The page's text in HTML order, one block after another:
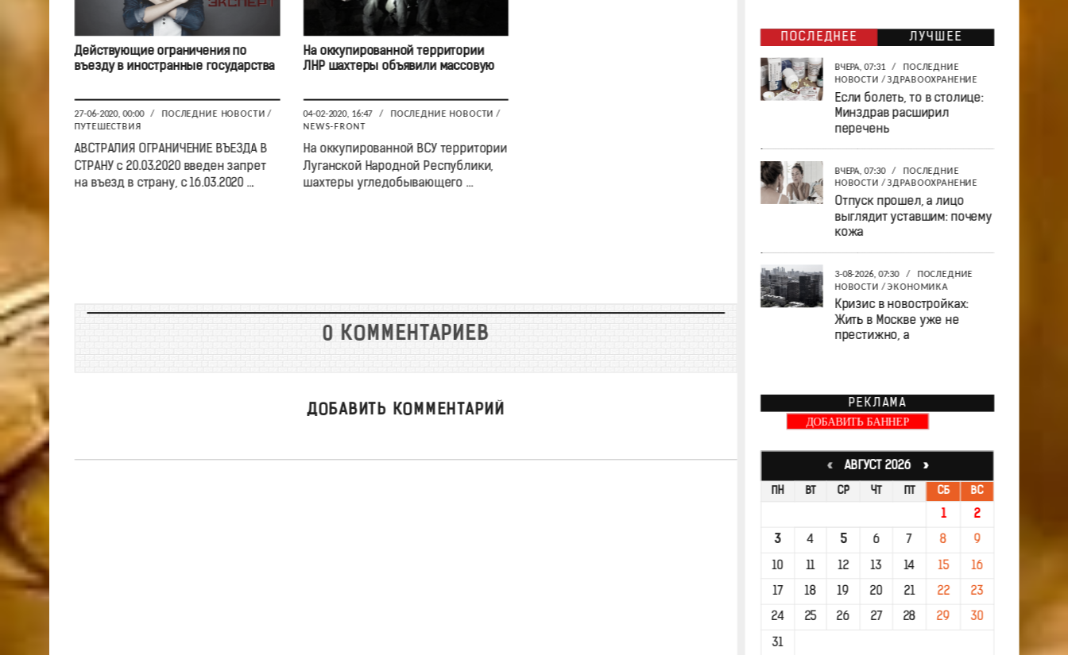
Действующие ограничения по
въезду в иностранные государства
27-06-2020, 00:00 / ПОСЛЕДНИЕ НОВОСТИ /
ПУТЕШЕСТВИЯ
АВСТРАЛИЯ ОГРАНИЧЕНИЕ ВЪЕЗДА В
СТРАНУ с 20.03.2020 введен запрет
на въезд в страну, с 16.03.2020 ...
На оккупированной территории
ЛНР шахтеры объявили массовую
04-02-2020, 16:47 / ПОСЛЕДНИЕ НОВОСТИ /
NEWS-FRONT
На оккупированной ВСУ территории
Луганской Народной Республики,
шахтеры угледобывающего ...
0 КОММЕНТАРИЕВ
ДОБАВИТЬ КОММЕНТАРИЙ
ПОСЛЕДНЕЕ ЛУЧШЕЕ
ВЧЕРА, 07:31 /
ПОСЛЕДНИЕ
НОВОСТИ /ЗДРАВООХРАНЕНИЕ
Если болеть, то в столице:
Минздрав расширил
перечень
ВЧЕРА, 07:30 /
ПОСЛЕДНИЕ
НОВОСТИ /ЗДРАВООХРАНЕНИЕ
Отпуск прошел, а лицо
выглядит уставшим: почему
кожа
3-08-2026, 07:30 /
ПОСЛЕДНИЕ
НОВОСТИ /ЭКОНОМИКА
Кризис в новостройках:
Жить в Москве уже не
престижно, а
РЕКЛАМА
ДОБАВИТЬ БАННЕР
«АВГУСТ 2026 »
ПН ВТ СР ЧТ ПТ СБ ВС
1 2
3 4 5 6 7 8 9
10 11 12 13 14 15 16
17 18 19 20 21 22 23
24 25 26 27 28 29 30
31